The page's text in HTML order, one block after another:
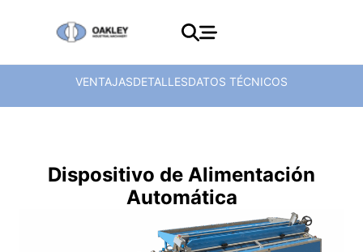
VENTAJASDETALLESDATOS TÉCNICOS
Dispositivo de Alimentación
Automática